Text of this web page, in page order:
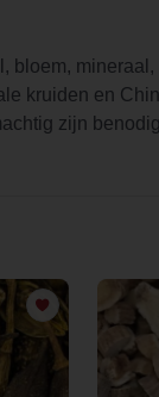
bloem,
kruiden en
zijn